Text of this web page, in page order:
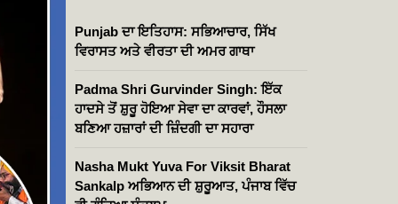
Punjab ਦਾ ਇਤਿਹਾਸ: ਸਭਿਆਚਾਰ, ਸਿੱਖ
ਵਿਰਾਸਤ ਅਤੇ ਵੀਰਤਾ ਦੀ ਅਮਰ ਗਾਥਾ
Padma Shri Gurvinder Singh: ਇੱਕ
ਹਾਦਸੇ ਤੋਂ ਸ਼ੁਰੂ ਹੋਇਆ ਸੇਵਾ ਦਾ ਕਾਰਵਾਂ, ਹੌਸਲਾ
ਬਣਿਆ ਹਜ਼ਾਰਾਂ ਦੀ ਜ਼ਿੰਦਗੀ ਦਾ ਸਹਾਰਾ
Nasha Mukt Yuva For Viksit Bharat
Sankalp ਅਭਿਆਨ ਦੀ ਸ਼ੁਰੂਆਤ, ਪੰਜਾਬ ਵਿੱਚ